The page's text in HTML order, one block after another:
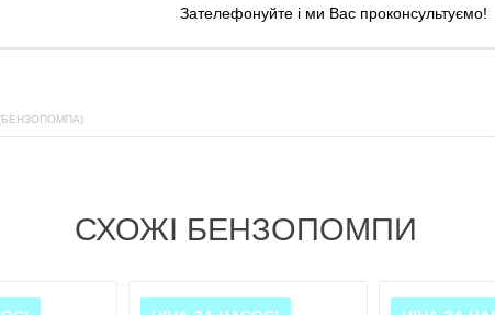
Зателефонуйте і ми Вас проконсультуємо!
(БЕНЗОПОМПА)
СХОЖІ БЕНЗОПОМПИ